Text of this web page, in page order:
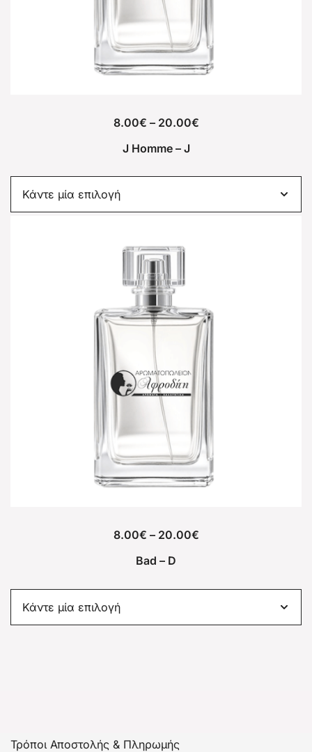
8.00€ – 20.00€
J Homme – J
8.00€ – 20.00€
Bad – D
Τρόποι Αποστολής & Πληρωμής